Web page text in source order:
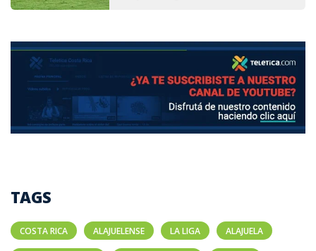
TAGS
COSTA RICA ALAJUELENSE LA LIGA ALAJUELA